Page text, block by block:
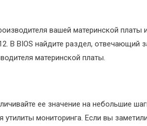
вашей материнской платы
В BIOS найдите раздел, отвечающий
материнской платы.
ее значение на небольшие
утилиты мониторинга. Если вы